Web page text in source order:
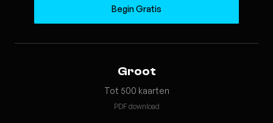
Begin Gratis
Groot
Tot 500 kaarten
PDF download